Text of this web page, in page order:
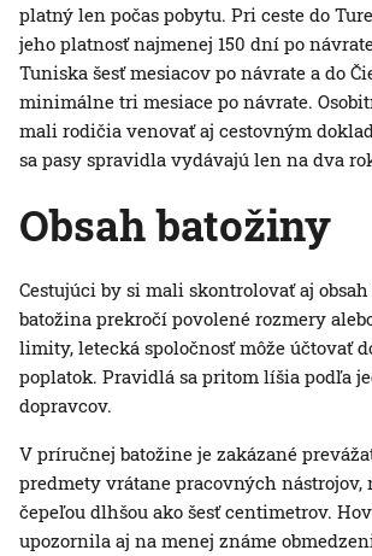
platný len počas pobytu. Pri ceste do
jeho platnosť najmenej 150 dní po
Tuniska šesť mesiacov po návrate a do
minimálne tri mesiace po návrate.
mali rodičia venovať aj cestovným
sa pasy spravidla vydávajú len na dva
Obsah batožiny
Cestujúci by si mali skontrolovať aj
batožina prekročí povolené rozmery
limity, letecká spoločnosť môže účtovať
poplatok. Pravidlá sa pritom líšia podľa
dopravcov.
V príručnej batožine je zakázané
predmety vrátane pracovných nástrojov,
čepeľou dlhšou ako šesť centimetrov.
upozornila aj na menej známe